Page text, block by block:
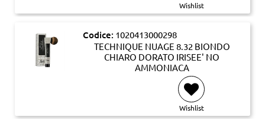
Wishlist
Codice: 1020413000298
TECHNIQUE NUAGE 8.32 BIONDO
CHIARO DORATO IRISEE' NO
AMMONIACA
Wishlist